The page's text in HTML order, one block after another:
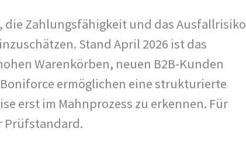
Zahlungsfähigkeit und das Ausfallrisiko
Stand April 2026 ist das
Warenkörben, neuen B2B-Kunden
ermöglichen eine strukturierte
erst im Mahnprozess zu erkennen. Für
Prüfstandard.